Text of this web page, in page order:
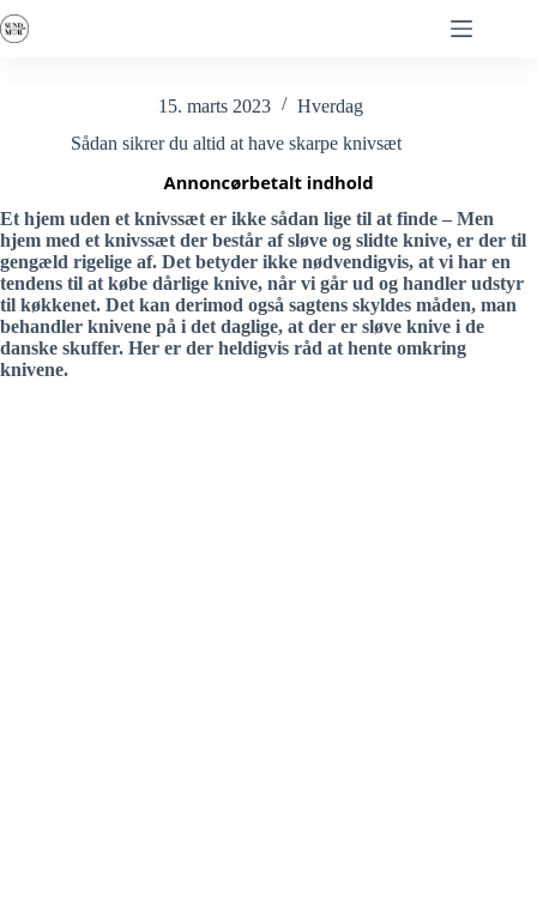
til
15. marts 2023
Hverdag
Sådan sikrer du altid at have skarpe knivsæt
Et hjem uden et knivssæt er ikke sådan lige til at finde – Men
hjem med et knivssæt der består af sløve og slidte knive, er der til
gengæld rigelige af. Det betyder ikke nødvendigvis, at vi har en
tendens til at købe dårlige knive, når vi går ud og handler udstyr
til køkkenet. Det kan derimod også sagtens skyldes måden, man
behandler knivene på i det daglige, at der er sløve knive i de
danske skuffer. Her er der heldigvis råd at hente omkring
knivene.